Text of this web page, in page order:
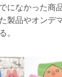
になかった商
製品やオンデ
。